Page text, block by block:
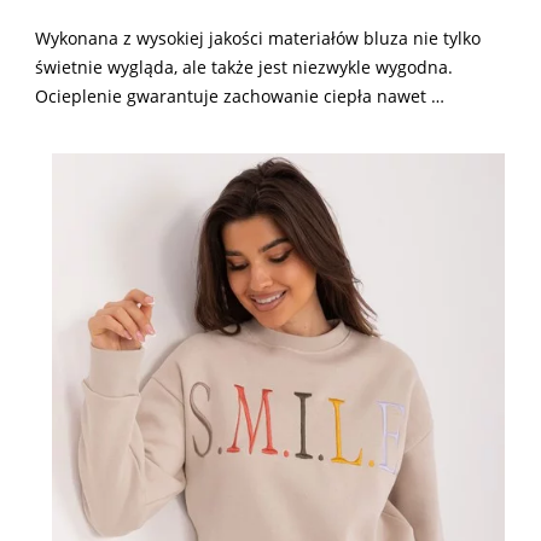
Wykonana z wysokiej jakości materiałów bluza nie tylko
świetnie wygląda, ale także jest niezwykle wygodna.
Ocieplenie gwarantuje zachowanie ciepła nawet …